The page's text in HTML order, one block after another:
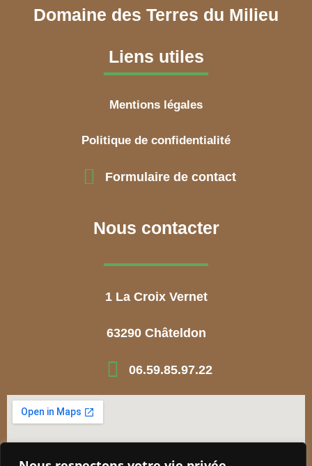
Domaine des Terres du Milieu
Liens utiles
Mentions légales
Politique de confidentialité
Formulaire de contact
Nous contacter
1 La Croix Vernet
63290 Châteldon
06.59.85.97.22